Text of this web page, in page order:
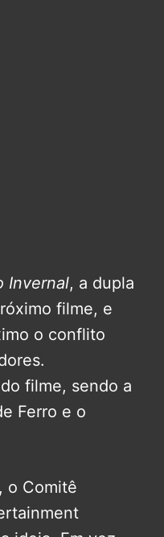
Invernal, a dupla
filme, e
o conflito
filme, sendo a
Ferro e o
o Comitê